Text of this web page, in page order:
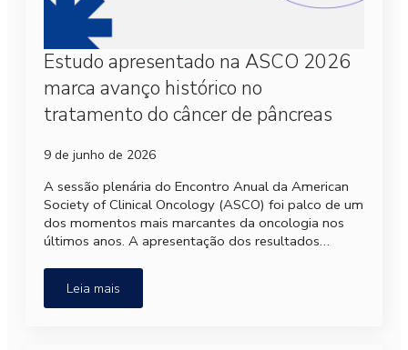
Estudo apresentado na ASCO 2026
marca avanço histórico no
tratamento do câncer de pâncreas
9 de junho de 2026
A sessão plenária do Encontro Anual da American
Society of Clinical Oncology (ASCO) foi palco de um
dos momentos mais marcantes da oncologia nos
últimos anos. A apresentação dos resultados…
Leia mais